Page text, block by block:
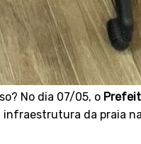
No dia 07/05, o
da praia